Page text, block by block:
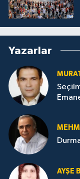
Yazarlar
AYŞE